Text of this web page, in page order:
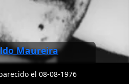
Maureira
el 08-08-1976